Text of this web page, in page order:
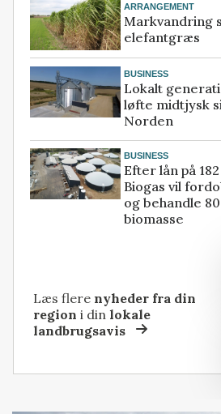
ARRANGEMENT
Markvandring
elefantgræs
BUSINESS
Lokalt
løfte midtjysk
Norden
BUSINESS
Efter lån på
Biogas vil
og behandle
biomasse
Læs flere nyheder fra din
region i dinlokale
landbrugsavis